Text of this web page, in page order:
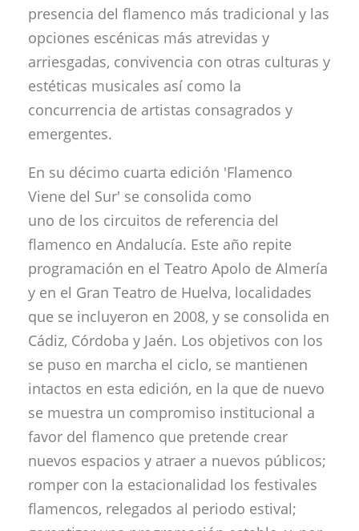
presencia del flamenco más tradicional y las
opciones escénicas más atrevidas y
arriesgadas, convivencia con otras culturas y
estéticas musicales así como la
concurrencia de artistas consagrados y
emergentes.
En su décimo cuarta edición 'Flamenco
Viene del Sur' se consolida como
uno de los circuitos de referencia del
flamenco en Andalucía. Este año repite
programación en el Teatro Apolo de Almería
y en el Gran Teatro de Huelva, localidades
que se incluyeron en 2008, y se consolida en
Cádiz, Córdoba y Jaén. Los objetivos con los
se puso en marcha el ciclo, se mantienen
intactos en esta edición, en la que de nuevo
se muestra un compromiso institucional a
favor del flamenco que pretende crear
nuevos espacios y atraer a nuevos públicos;
romper con la estacionalidad los festivales
flamencos, relegados al periodo estival;